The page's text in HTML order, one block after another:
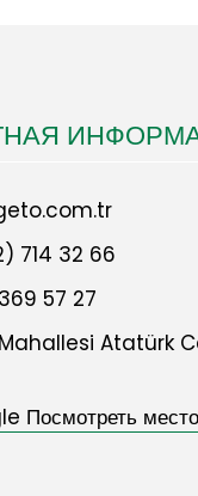
714 32 66
57 27
Atatürk
Посмотреть